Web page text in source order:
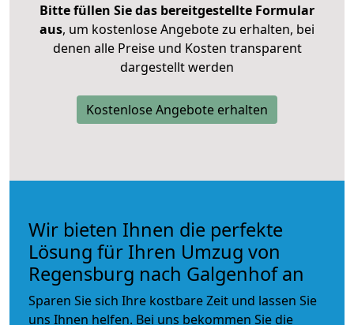
Bitte füllen Sie das bereitgestellte Formular
aus, um kostenlose Angebote zu erhalten, bei
denen alle Preise und Kosten transparent
dargestellt werden
Kostenlose Angebote erhalten
Wir bieten Ihnen die perfekte
Lösung für Ihren Umzug von
Regensburg nach Galgenhof an
Sparen Sie sich Ihre kostbare Zeit und lassen Sie
uns Ihnen helfen. Bei uns bekommen Sie die